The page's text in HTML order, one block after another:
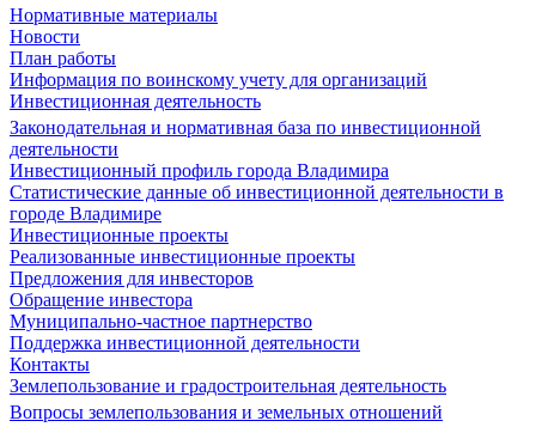
Нормативные материалы
Новости
План работы
Информация по воинскому учету для организаций
Инвестиционная деятельность
Законодательная и нормативная база по инвестиционной
деятельности
Инвестиционный профиль города Владимира
Статистические данные об инвестиционной деятельности в
городе Владимире
Инвестиционные проекты
Реализованные инвестиционные проекты
Предложения для инвесторов
Обращение инвестора
Муниципально-частное партнерство
Поддержка инвестиционной деятельности
Контакты
Землепользование и градостроительная деятельность
Вопросы землепользования и земельных отношений